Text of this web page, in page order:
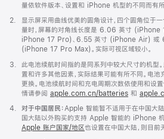
量依软件版本、设置和 iPhone 机型的不同而有所
脚
2.
显示屏采用曲线优美的圆角设计，四个圆角位于
量时，屏幕的对角线长度是 6.06 英寸 (iPhone
iPhone 17 Pro)、6.55 英寸 (iPhone Air) 或
(iPhone 17 Pro Max)。实际可视区域较小。
脚
3.
此电池续航时间指的是同系列中较大尺寸的机型
置和许多其他因素，实际结果可能有所不同。电池
更换。电池续航时间和充电周期次数依使用和设
情请参阅 apple.com.cn/batteries 和
脚
4. 对于中国居民：Apple 智能暂不适用于在中国大
国大陆以外购买的支持 Apple 智能的 iPhone 机
Apple 账户国家/地区也设置在中国大陆，则目前